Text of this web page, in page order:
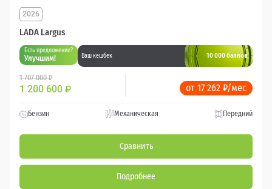
LADA Largus
2026
Есть предложение?
Улучшим! Ваш кешбек 10 000 баллов
1 707 000 ₽
1 200 600 ₽ от 17 262 ₽/мес
Бензин Механическая Передний
Сравнить
Подробнее